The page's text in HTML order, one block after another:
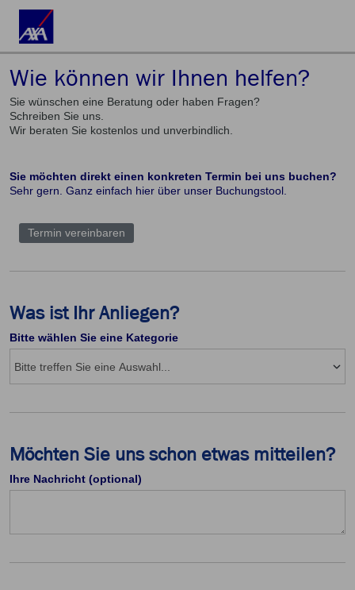
Wie können wir Ihnen helfen?
Sie wünschen eine Beratung oder haben Fragen?
Schreiben Sie uns.
Wir beraten Sie kostenlos und unverbindlich.
Sie möchten direkt einen konkreten Termin bei uns buchen?
Sehr gern. Ganz einfach hier über unser Buchungstool.
Termin vereinbaren
Was ist Ihr Anliegen?
Bitte wählen Sie eine Kategorie
Möchten Sie uns schon etwas mitteilen?
Ihre Nachricht (optional)